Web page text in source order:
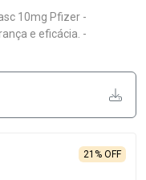
10mg Pfizer -
e eficácia. -
21% OFF